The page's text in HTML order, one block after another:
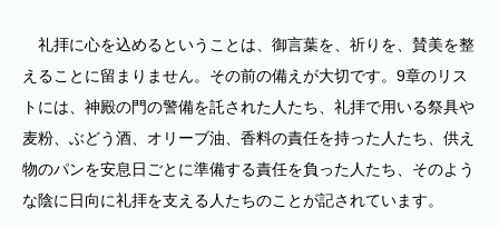
礼拝に心を込めるということは、御言葉を、祈りを、賛美を整
えることに留まりません。その前の備えが大切です。9章のリス
トには、神殿の門の警備を託された人たち、礼拝で用いる祭具や
麦粉、ぶどう酒、オリーブ油、香料の責任を持った人たち、供え
物のパンを安息日ごとに準備する責任を負った人たち、そのよう
な陰に日向に礼拝を支える人たちのことが記されています。